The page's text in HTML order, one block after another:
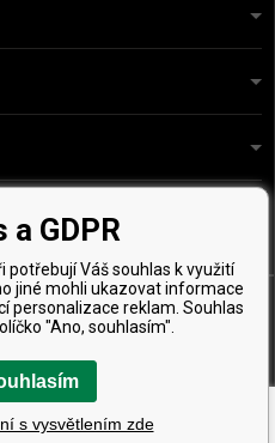
údajů
a dopravy
Všechny práva vyhrazena
a GDPR
potřebují Váš souhlas k využití
jiné mohli ukazovat informace
personalizace reklam. Souhlas
"Ano, souhlasím".
s vysvětlením zde